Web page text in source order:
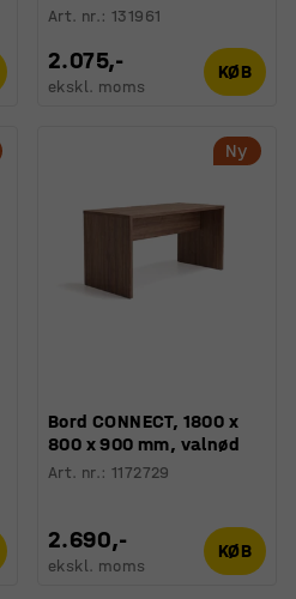
Art. nr.:131961
2.075,-
ekskl. moms
KØB
Ny
Bord CONNECT, 1800 x
800 x 900 mm, valnød
Art. nr.:1172729
2.690,-
ekskl. moms
KØB